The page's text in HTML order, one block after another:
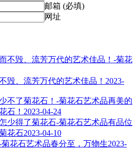
邮箱 (必填)
网址
毁、流芳万代的艺术佳品！ 2023-
再美的
石！ 2023-04-24
有品位
花石2023-04-10
春分至，万物生2023-